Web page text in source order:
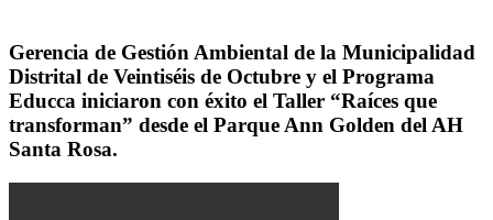
Gerencia de Gestión Ambiental de la Municipalidad
Distrital de Veintiséis de Octubre y el Programa
Educca iniciaron con éxito el Taller “Raíces que
transforman” desde el Parque Ann Golden del AH
Santa Rosa.